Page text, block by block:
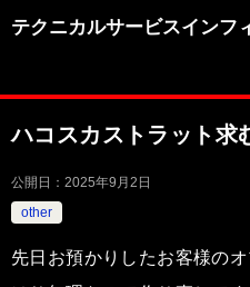
テクニカルサービスインフ
ハコスカストラット求
公開日： 2025年9月2日
other
先日お預かりしたお客様の